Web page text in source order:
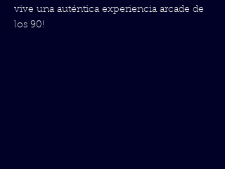
vive una auténtica experiencia arcade de
los 90!